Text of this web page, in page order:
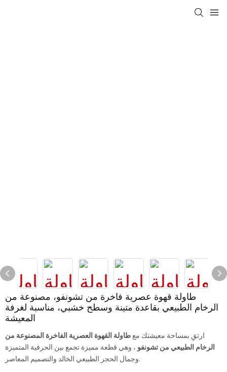
طاولة قهوة عصرية فاخرة من تشونفو، مصنوعة من
الرخام الطبيعي بقاعدة متينة وسطح خشبي، مناسبة لغرفة
المعيشة
ارتقِ بمساحة معيشتك مع طاولة القهوة العصرية الفاخرة المصنوعة من
الرخام الطبيعي من تشونفو ، وهي قطعة مميزة تجمع بين الحرفية المتميزة
وجمال الحجر الطبيعي الخالد والتصميم المعاصر.